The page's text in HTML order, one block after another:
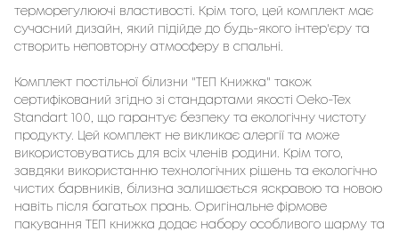
терморегулюючі властивості. Крім того, цей комплект має
сучасний дизайн, який підійде до будь-якого інтер'єру та
створить неповторну атмосферу в спальні.
Комплект постільної білизни "ТЕП Книжка" також
сертифікований згідно зі стандартами якості Oeko-Tex
Standart 100, що гарантує безпеку та екологічну чистоту
продукту. Цей комплект не викликає алергії та може
використовуватись для всіх членів родини. Крім того,
завдяки використанню технологічних рішень та екологічно
чистих барвників, білизна залишається яскравою та новою
навіть після багатьох прань. Оригінальне фірмове
пакування ТЕП книжка додає набору особливого шарму та